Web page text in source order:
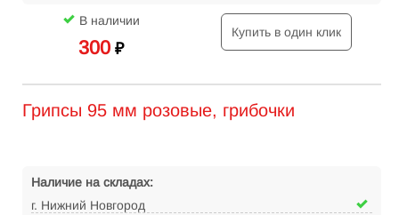
В наличии
300 ₽
Купить в один клик
Грипсы 95 мм розовые, грибочки
Наличие на складах:
г. Нижний Новгород